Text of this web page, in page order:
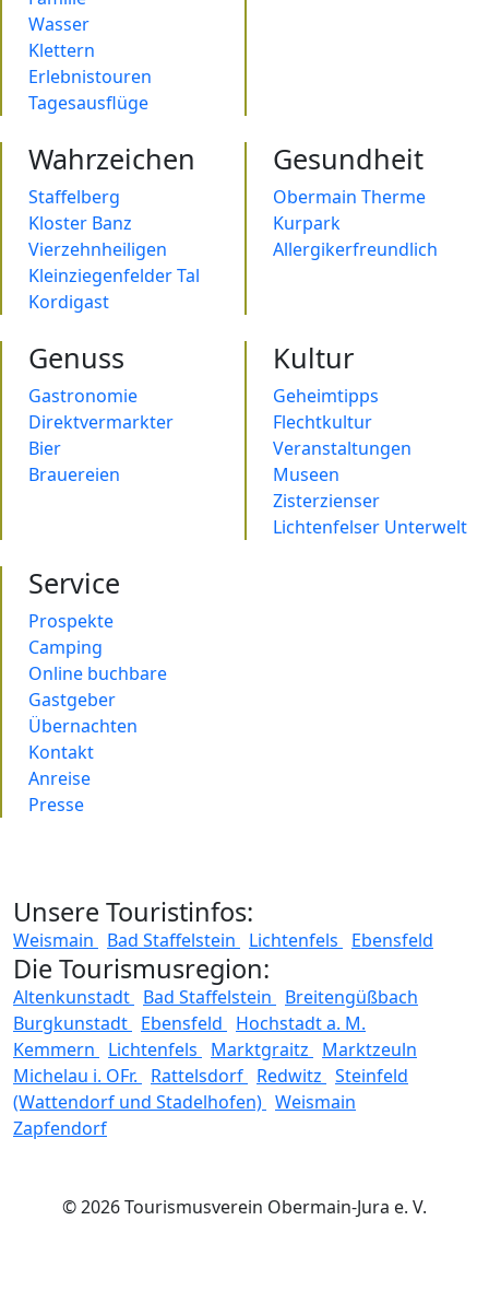
Wasser
Klettern
Erlebnistouren
Tagesausflüge
Wahrzeichen
Staffelberg
Kloster Banz
Vierzehnheiligen
Kleinziegenfelder Tal
Kordigast
Gesundheit
Obermain Therme
Kurpark
Allergikerfreundlich
Genuss
Gastronomie
Direktvermarkter
Bier
Brauereien
Kultur
Geheimtipps
Flechtkultur
Veranstaltungen
Museen
Zisterzienser
Lichtenfelser Unterwelt
Service
Prospekte
Camping
Online buchbare
Gastgeber
Übernachten
Kontakt
Anreise
Presse
Unsere Touristinfos:
Weismain Bad Staffelstein Lichtenfels Ebensfeld
Die Tourismusregion:
Altenkunstadt Bad Staffelstein
Breitengüßbach
Burgkunstadt Ebensfeld
Hochstadt a. M.
Kemmern
Lichtenfels Marktgraitz
Marktzeuln
Michelau i. OFr.
Rattelsdorf Redwitz Steinfeld
(Wattendorf und Stadelhofen) Weismain
Zapfendorf
© 2026 Tourismusverein Obermain-Jura e. V.